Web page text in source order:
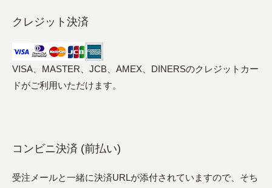
クレジット決済
VISA、MASTER、JCB、AMEX、DINERSのクレジットカー
ドがご利用いただけます。
コンビニ決済 (前払い)
受注メールと一緒に決済URLが添付されていますので、そち